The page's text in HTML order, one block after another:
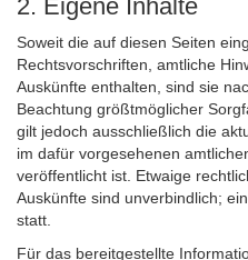
2. Eigene Inhalte
Soweit die auf diesen Seiten
Rechtsvorschriften, amtliche
Auskünfte enthalten, sind sie
Beachtung größtmöglicher
gilt jedoch ausschließlich die
im dafür vorgesehenen
veröffentlicht ist. Etwaige
Auskünfte sind unverbindlich;
statt.
Für das bereitgestellte